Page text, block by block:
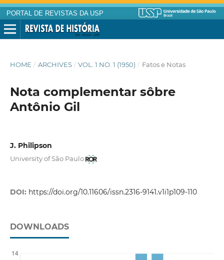
PORTAL DE REVISTAS DA USP
HOME / ARCHIVES / VOL. 1 NO. 1 (1950) / Fatos e Notas
Nota complementar sôbre
Antônio Gil
J. Philipson
University of São Paulo
DOI: https://doi.org/10.11606/issn.2316-9141.v1i1p109-110
DOWNLOADS